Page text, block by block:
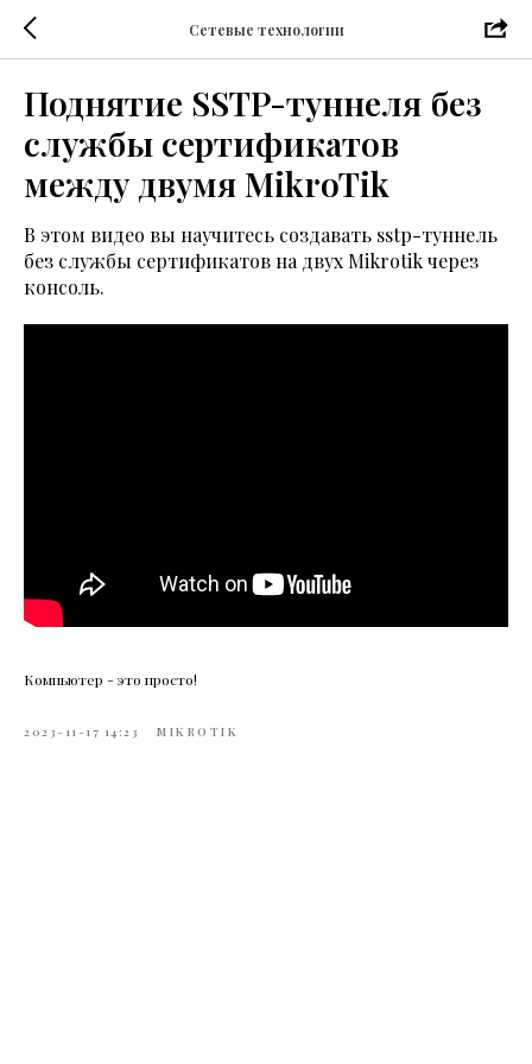
Сетевые технологии
Поднятие SSTP-туннеля без
службы сертификатов
между двумя MikroTik
В этом видео вы научитесь создавать sstp-туннель
без службы сертификатов на двух Mikrotik через
консоль.
Компьютер - это просто!
2023-11-17 14:23 MIKROTIK